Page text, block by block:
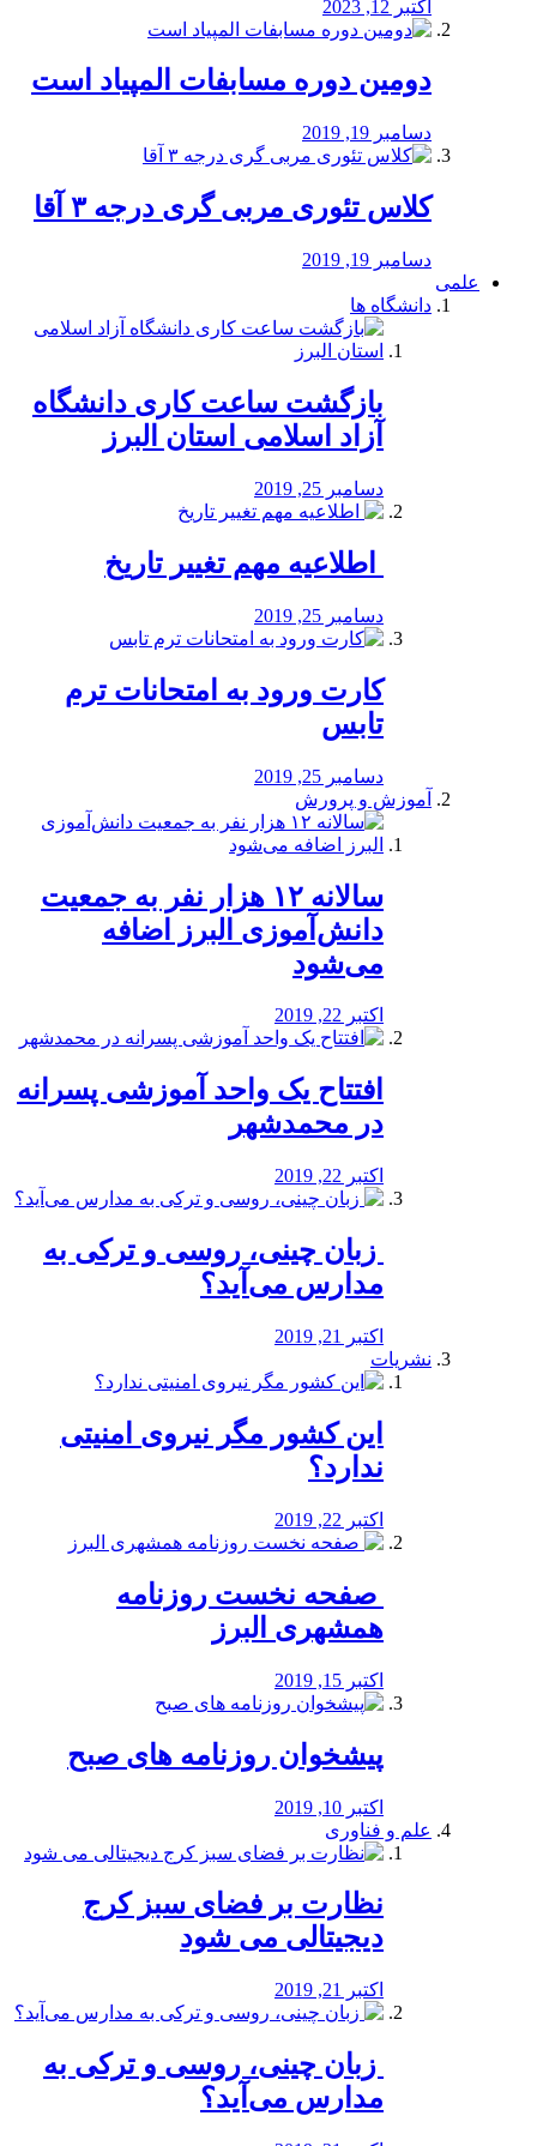
اکتبر 12, 2023
دومین دوره مسابفات المپیاد است
دسامبر 19, 2019
کلاس تئوری مربی گری درجه ۳ آقا
دسامبر 19, 2019
علمی
دانشگاه ها
بازگشت ساعت کاری دانشگاه
آزاد اسلامی استان البرز
دسامبر 25, 2019
️ اطلاعیه مهم تغییر تاریخ
دسامبر 25, 2019
کارت ورود به امتحانات ترم
تابس
دسامبر 25, 2019
آموزش و پرورش
️سالانه ۱۲ هزار نفر به جمعیت
دانش‌آموزی البرز اضافه
می‌شود
اکتبر 22, 2019
افتتاح یک واحد آموزشی پسرانه
در محمدشهر
اکتبر 22, 2019
️ زبان چینی، روسی و ترکی به
مدارس می‌آید؟
اکتبر 21, 2019
نشریات
این کشور مگر نیروی امنیتی
ندارد؟
اکتبر 22, 2019
️ صفحه نخست روزنامه‌
همشهری البرز
اکتبر 15, 2019
پیشخوان روزنامه های صبح
اکتبر 10, 2019
علم و فناوری
نظارت بر فضای سبز کرج
دیجیتالی می شود
اکتبر 21, 2019
️ زبان چینی، روسی و ترکی به
مدارس می‌آید؟